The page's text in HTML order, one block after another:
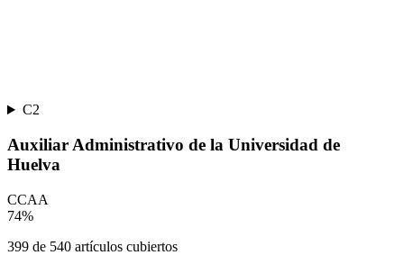
C2
Auxiliar Administrativo de la Universidad de
Huelva
CCAA
74%
399 de 540 artículos cubiertos